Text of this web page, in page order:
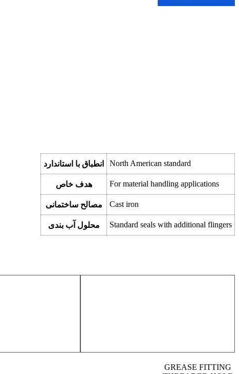
انطباق با استاندارد North American standard
هدف خاص For material handling applications
مصالح ساختمانی Cast iron
محلول آب بندی Standard seals with additional flingers
GREASE FITTING